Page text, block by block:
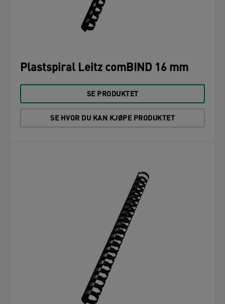
Plastspiral Leitz comBIND 16 mm
SE PRODUKTET
SE HVOR DU KAN KJØPE PRODUKTET